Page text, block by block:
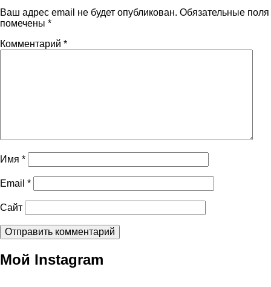
Ваш адрес email не будет опубликован. Обязательные поля
помечены *
Комментарий *
Имя *
Email *
Сайт
Мой Instagram